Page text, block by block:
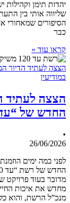
יהדות תימן וקהילות
שליווה אותי בין
הסיפורים שמאחורי
כבר
קראו עוד »
במודיעין
הצצה לעתיד
החדש של “עד 120”
•
26/06/2026
לפני כמה ימים
מדובר בעוד פרויקט
מחדש את איכות
מנכ”ל הרשת, והוא